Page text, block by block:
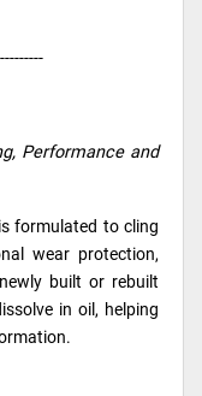
Performance and
formulated to cling
wear protection,
built or rebuilt
in oil, helping